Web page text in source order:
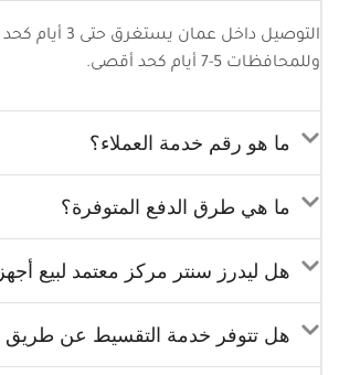
التوصيل داخل عمان
وللمحافظات 5-7 أيام كحد أقصى.
ما هو رقم خدمة العملاء؟
ما هي طرق الدفع المتوفرة؟
هل ليدرز سنتر مركز معتمد لبيع
هل تتوفر خدمة التقسيط عن طريق